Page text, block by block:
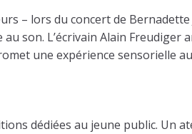
– lors du concert de Bernadette
son. L’écrivain Alain
une expérience sensorielle
dédiées au jeune public. Un